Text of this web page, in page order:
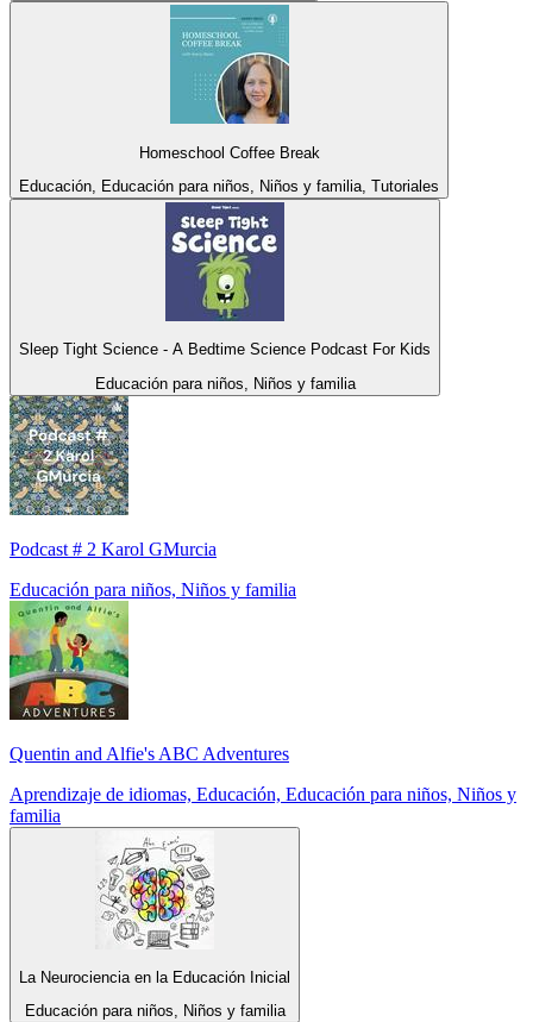
Homeschool Coffee Break
Educación, Educación para niños, Niños y familia, Tutoriales
Sleep Tight Science - A Bedtime Science Podcast For Kids
Educación para niños, Niños y familia
Podcast # 2 Karol GMurcia
Educación para niños, Niños y familia
Quentin and Alfie's ABC Adventures
Aprendizaje de idiomas, Educación, Educación para niños, Niños y
familia
La Neurociencia en la Educación Inicial
Educación para niños, Niños y familia